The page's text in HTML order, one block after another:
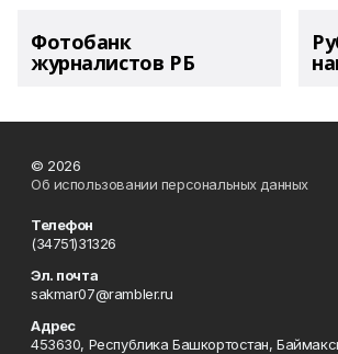
Фотобанк
журналистов РБ
© 2026
Об использовании персональных данных
Телефон
(34751)31326
Эл. почта
sakmar07@rambler.ru
Адрес
453630, Республика Башкортостан,